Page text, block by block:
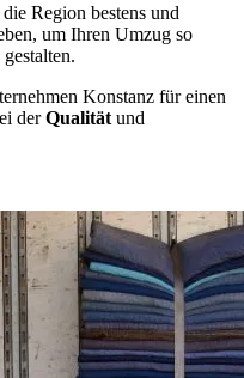
Region bestens und
um Ihren Umzug so
Konstanz für einen
derQualität und